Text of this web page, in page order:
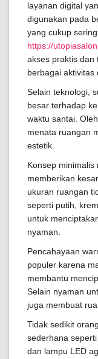
layanan digital
digunakan pada
yang cukup
https://
akses praktis dan
berbagai aktivitas
Selain teknologi,
besar terhadap
waktu santai.
menata ruangan
estetik.
Konsep
memberikan
ukuran ruangan
seperti putih,
untuk
nyaman.
Pencahayaan
populer karena
membantu
Selain nyaman
juga membuat
Tidak sedikit
sederhana
dan lampu LED